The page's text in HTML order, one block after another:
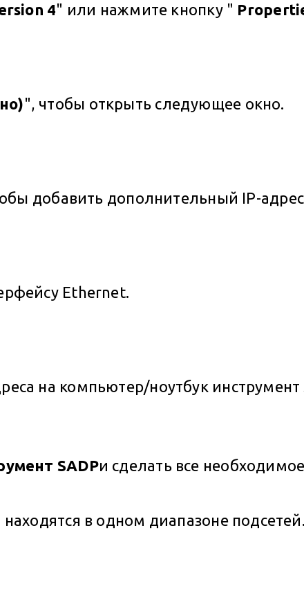
4" или нажмите кнопку "
", чтобы открыть следующее окно.
добавить дополнительный IP-
Ethernet.
на компьютер/ноутбук инструмент
SADPи сделать все
в одном диапазоне подсетей.